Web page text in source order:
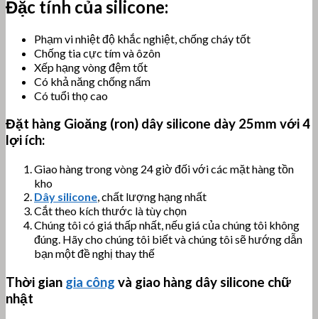
Đặc tính của silicone:
Phạm vi nhiệt độ khắc nghiệt, chống cháy tốt
Chống tia cực tím và ôzôn
Xếp hạng vòng đệm tốt
Có khả năng chống nấm
Có tuổi thọ cao
Đặt hàng Gioăng (ron) dây silicone dày 25mm với 4
lợi ích:
Giao hàng trong vòng 24 giờ đối với các mặt hàng tồn
kho
Dây silicone, chất lượng hạng nhất
Cắt theo kích thước là tùy chọn
Chúng tôi có giá thấp nhất, nếu giá của chúng tôi không
đúng. Hãy cho chúng tôi biết và chúng tôi sẽ hướng dẫn
bạn một đề nghị thay thế
Thời gian gia công và giao hàng dây silicone chữ
nhật